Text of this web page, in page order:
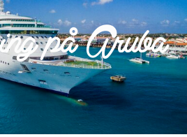
på Aruba